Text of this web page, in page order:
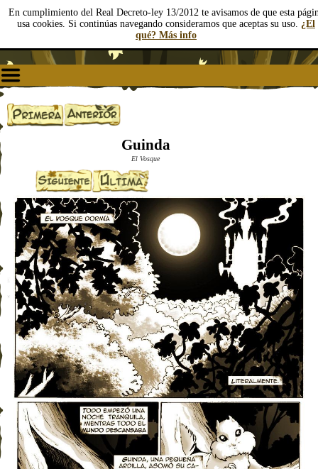
En cumplimiento del Real Decreto-ley 13/2012 te avisamos de que esta
usa cookies. Si continúas navegando consideramos que aceptas su uso. ¿El
qué? Más info
Guinda
El Vosque